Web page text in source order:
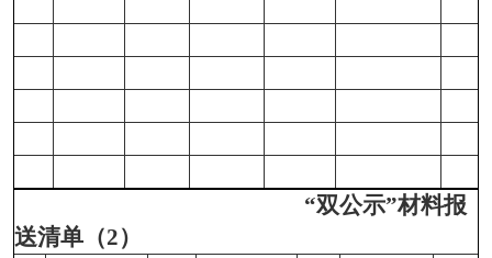
“双公示”材料报
送清单（2）